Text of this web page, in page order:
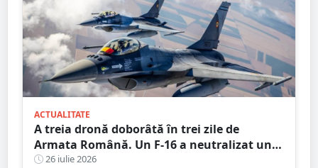
ACTUALITATE
A treia dronă doborâtă în trei zile de
Armata Română. Un F-16 a neutralizat un
aparat fără pilot deasupra Mării Negre
26 iulie 2026